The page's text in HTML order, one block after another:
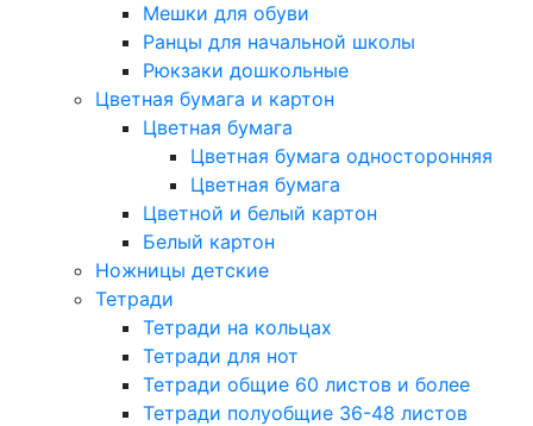
Мешки для обуви
Ранцы для начальной школы
Рюкзаки дошкольные
Цветная бумага и картон
Цветная бумага
Цветная бумага односторонняя
Цветная бумага
Цветной и белый картон
Белый картон
Ножницы детские
Тетради
Тетради на кольцах
Тетради для нот
Тетради общие 60 листов и более
Тетради полуобщие 36-48 листов